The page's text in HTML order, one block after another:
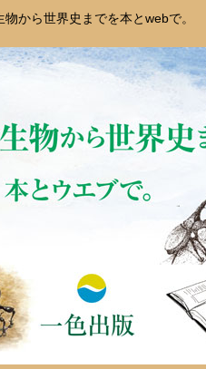
物から世界史までを本とwebで。